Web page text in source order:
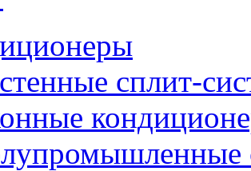
сплит-